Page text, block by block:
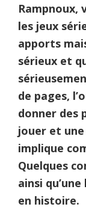
Rampnoux,
les jeux
apports
sérieux et
de pages,
donner des
jouer et
implique
Quelques
ainsi
en histoire.